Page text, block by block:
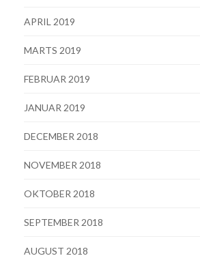
APRIL 2019
MARTS 2019
FEBRUAR 2019
JANUAR 2019
DECEMBER 2018
NOVEMBER 2018
OKTOBER 2018
SEPTEMBER 2018
AUGUST 2018